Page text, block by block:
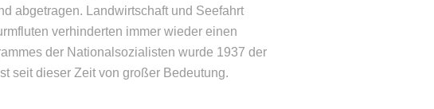
abgetragen. Landwirtschaft und Seefahrt
verhinderten immer wieder einen
der Nationalsozialisten wurde 1937 der
seit dieser Zeit von großer Bedeutung.